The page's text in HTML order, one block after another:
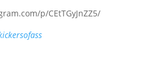
p/CEtTGyJnZZ5/